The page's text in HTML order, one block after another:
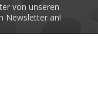
von unseren
Newsletter an!